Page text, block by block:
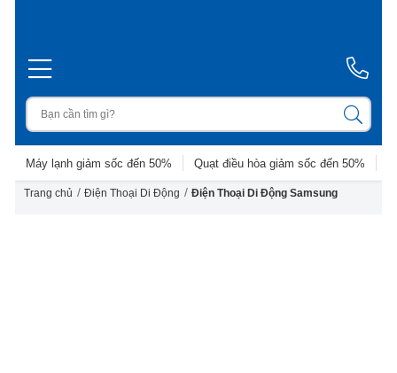
Máy lạnh giảm sốc đến 50% Quạt điều hòa giảm sốc đến 50%
Trang chủ / Điện Thoại Di Động / Điện Thoại Di Động Samsung